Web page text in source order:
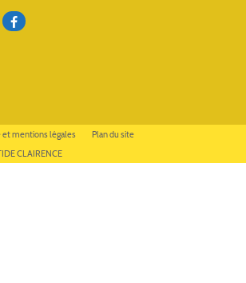
mentions légales
Plan du site
CLAIRENCE